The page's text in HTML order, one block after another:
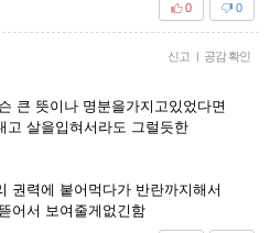
0
0
신고 | 공감 확인
큰 뜻이나 명분을가지고있었다면
고 살을입혀서라도 그럴듯한
권력에 붙어먹다가 반란까지해서
어서 보여줄게없긴함